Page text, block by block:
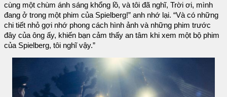
cùng một chùm ánh sáng khổng lồ, và tôi đã nghĩ, Trời ơi, mình
đang ở trong một phim của Spielberg!” anh nhớ lại. “Và có những
chi tiết nhỏ gợi nhớ phong cách hình ảnh và những phim trước
đây của ông ấy, khiến bạn cảm thấy an tâm khi xem một bộ phim
của Spielberg, tôi nghĩ vậy.”